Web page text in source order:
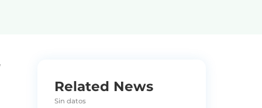
Related News
Sin datos